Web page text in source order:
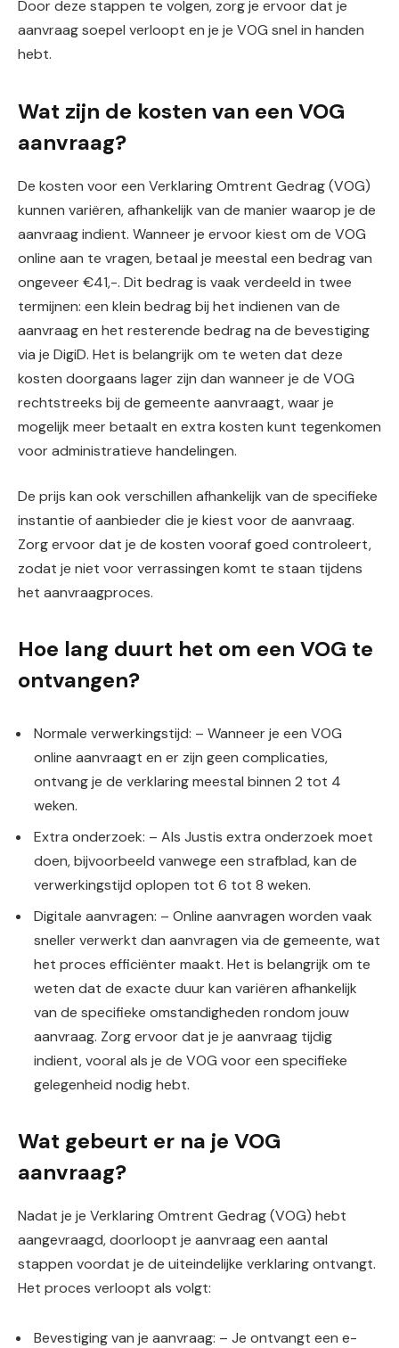
Door deze stappen te volgen, zorg je ervoor dat je
aanvraag soepel verloopt en je je VOG snel in handen
hebt.
Wat zijn de kosten van een VOG
aanvraag?
De kosten voor een Verklaring Omtrent Gedrag (VOG)
kunnen variëren, afhankelijk van de manier waarop je de
aanvraag indient. Wanneer je ervoor kiest om de VOG
online aan te vragen, betaal je meestal een bedrag van
ongeveer €41,-. Dit bedrag is vaak verdeeld in twee
termijnen: een klein bedrag bij het indienen van de
aanvraag en het resterende bedrag na de bevestiging
via je DigiD. Het is belangrijk om te weten dat deze
kosten doorgaans lager zijn dan wanneer je de VOG
rechtstreeks bij de gemeente aanvraagt, waar je
mogelijk meer betaalt en extra kosten kunt tegenkomen
voor administratieve handelingen.
De prijs kan ook verschillen afhankelijk van de specifieke
instantie of aanbieder die je kiest voor de aanvraag.
Zorg ervoor dat je de kosten vooraf goed controleert,
zodat je niet voor verrassingen komt te staan tijdens
het aanvraagproces.
Hoe lang duurt het om een VOG te
ontvangen?
Normale verwerkingstijd: – Wanneer je een VOG
online aanvraagt en er zijn geen complicaties,
ontvang je de verklaring meestal binnen 2 tot 4
weken.
Extra onderzoek: – Als Justis extra onderzoek moet
doen, bijvoorbeeld vanwege een strafblad, kan de
verwerkingstijd oplopen tot 6 tot 8 weken.
Digitale aanvragen: – Online aanvragen worden vaak
sneller verwerkt dan aanvragen via de gemeente, wat
het proces efficiënter maakt. Het is belangrijk om te
weten dat de exacte duur kan variëren afhankelijk
van de specifieke omstandigheden rondom jouw
aanvraag. Zorg ervoor dat je je aanvraag tijdig
indient, vooral als je de VOG voor een specifieke
gelegenheid nodig hebt.
Wat gebeurt er na je VOG
aanvraag?
Nadat je je Verklaring Omtrent Gedrag (VOG) hebt
aangevraagd, doorloopt je aanvraag een aantal
stappen voordat je de uiteindelijke verklaring ontvangt.
Het proces verloopt als volgt:
Bevestiging van je aanvraag: – Je ontvangt een e-